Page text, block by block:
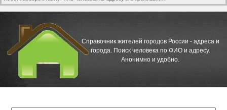
Справочник жителей городов России - адреса и
города. Поиск человека по ФИО и адресу.
Анонимно и удобно.